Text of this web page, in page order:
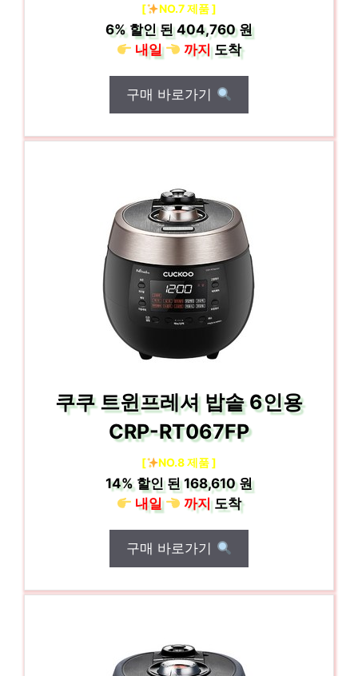
[ NO.7 제품 ]
6%할인 된404,760 원
내일
까지도착
구매 바로가기
쿠쿠 트윈프레셔 밥솥 6인용
CRP-RT067FP
[ NO.8 제품 ]
14%할인 된168,610 원
내일
까지도착
구매 바로가기